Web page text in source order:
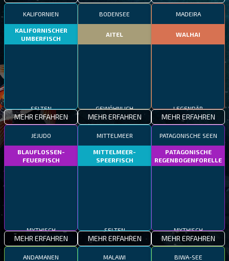
KALIFORNIEN
KALIFORNISCHER
UMBERFISCH
MEHR ERFAHREN
BODENSEE
AITEL
MEHR ERFAHREN
MADEIRA
WALHAI
MEHR ERFAHREN
JEJUDO
BLAUFLOSSEN-
FEUERFISCH
MEHR ERFAHREN
MITTELMEER
MITTELMEER-
SPEERFISCH
MEHR ERFAHREN
PATAGONISCHE SEEN
PATAGONISCHE
REGENBOGENFORELLE
MEHR ERFAHREN
ANDAMANEN MALAWI BIWA-SEE